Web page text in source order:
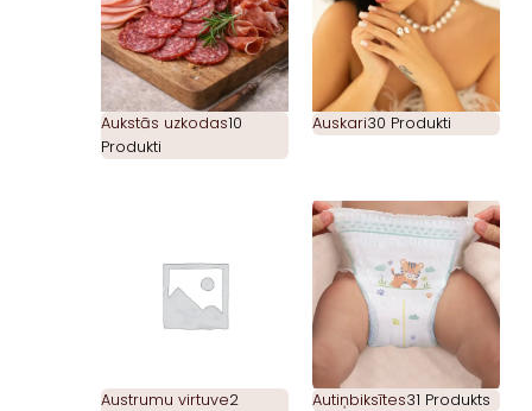
Aukstās uzkodas10
Produkti
Auskari30 Produkti
Austrumu virtuve2
Autiņbiksītes31 Produkts